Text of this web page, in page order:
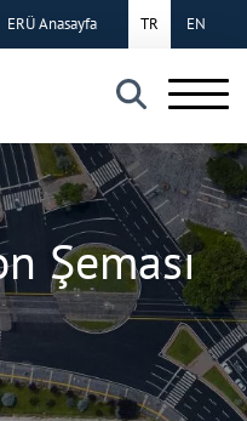
×
TR EN
ERÜ Anasayfa
Şeması